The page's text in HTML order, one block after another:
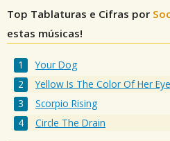
Top Tablaturas e Cifras por
estas músicas!
Your Dog
Yellow Is The Color Of Her
Scorpio Rising
Circle The Drain